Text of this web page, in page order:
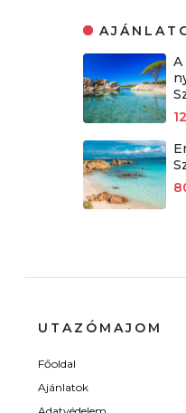
A
UTAZÓMAJOM
Főoldal
Ajánlatok